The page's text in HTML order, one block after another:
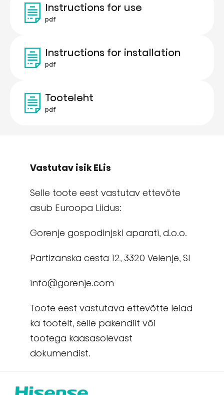
Instructions for use
pdf
Instructions for installation
pdf
Tooteleht
pdf
Vastutav isik ELis
Selle toote eest vastutav ettevõte
asub Euroopa Liidus:
Gorenje gospodinjski aparati, d.o.o.
Partizanska cesta 12, 3320 Velenje, Sl
info@gorenje.com
Toote eest vastutava ettevõtte leiad
ka tootelt, selle pakendilt või
tootega kaasasolevast
dokumendist.